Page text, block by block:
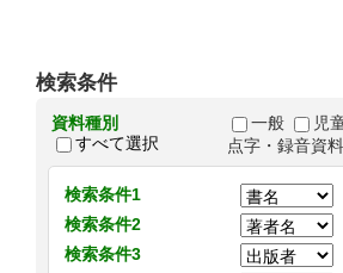
検索条件
資料種別
すべて選択
一般 児
点字・録音資料
検索条件1
検索条件2
検索条件3